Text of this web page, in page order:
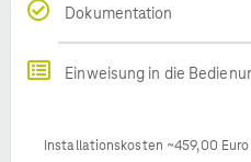
Dokumentation
Einweisung in die
Installationskosten ~459,00 Euro